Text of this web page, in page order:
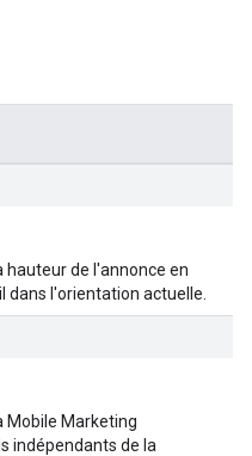
de l'annonce en
l'orientation actuelle.
Mobile Marketing
indépendants de la